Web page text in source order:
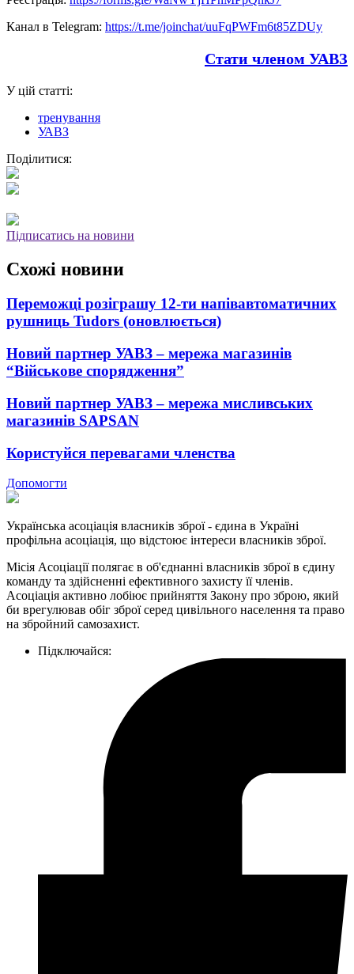
Канал в Telegram: https://t.me/joinchat/uuFqPWFm6t85ZDUy
Стати членом УАВЗ
У цій статті:
тренування
УАВЗ
Поділитися:
Підписатись на новини
Схожі новини
Переможці розіграшу 12-ти напівавтоматичних
рушниць Tudors (оновлюється)
Новий партнер УАВЗ – мережа магазинів
“Військове спорядження”
Новий партнер УАВЗ – мережа мисливських
магазинів SAPSAN
Користуйся перевагами членства
Допомогти
Українська асоціація власників зброї - єдина в Україні
профільна асоціація, що відстоює інтереси власників зброї.
Місія Асоціації полягає в об'єднанні власників зброї в єдину
команду та здійсненні ефективного захисту її членів.
Асоціація активно лобіює прийняття Закону про зброю, який
би врегулював обіг зброї серед цивільного населення та право
на збройний самозахист.
Підключайся: